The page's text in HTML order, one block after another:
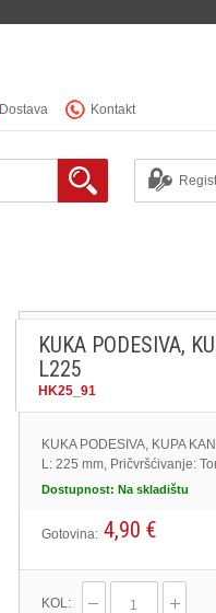
Dostava Kontakt
KUKA PODESIVA,
L225
HK25_91
KUKA PODESIVA, KUPA
L: 225 mm, Pričvršćivanje:
Dostupnost: Na skladištu
Gotovina: 4,90 €
KOL: